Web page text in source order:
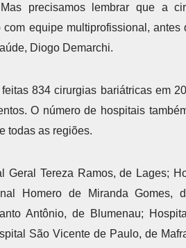
precisamos lembrar que a
equipe multiprofissional, antes
Diogo Demarchi.
834 cirurgias bariátricas em
O número de hospitais
todas as regiões.
Geral Tereza Ramos, de Lages;
Homero de Miranda Gomes,
Antônio, de Blumenau;
São Vicente de Paulo, de